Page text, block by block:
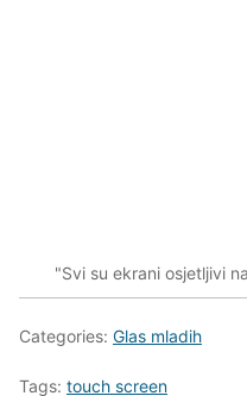
"Svi su ekrani osjetljivi
Categories: Glas mladih
Tags: touch screen